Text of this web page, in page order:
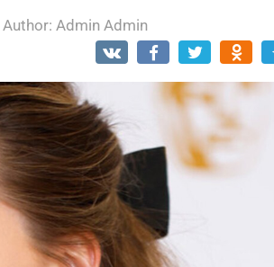
Author: Admin Admin